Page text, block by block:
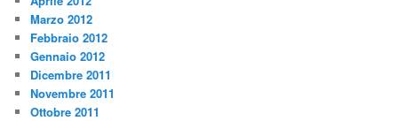
Marzo 2012
Febbraio 2012
Gennaio 2012
Dicembre 2011
Novembre 2011
Ottobre 2011